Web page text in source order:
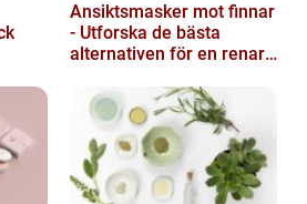
Ansiktsmasker mot finnar
- Utforska de bästa
alternativen för en renare